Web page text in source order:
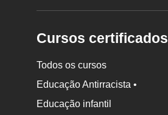
Cursos certificados
Todos os cursos
Educação Antirracista •
Educação infantil